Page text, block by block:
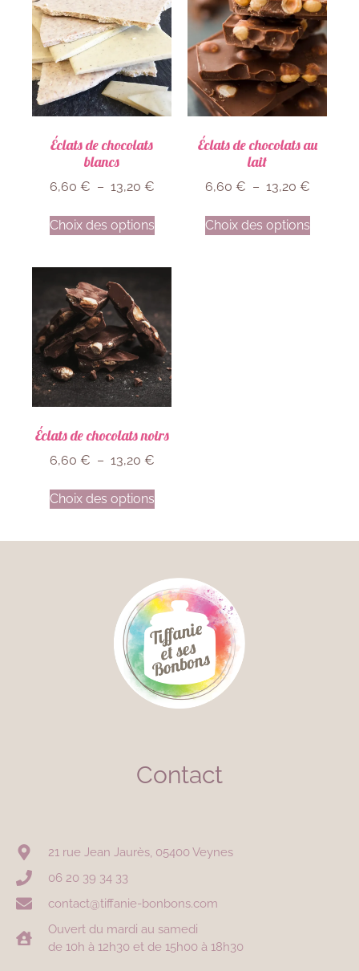
Éclats de chocolats
blancs
6,60 € – 13,20 €
Choix des options
Éclats de chocolats au
lait
6,60 € – 13,20 €
Choix des options
Éclats de chocolats noirs
6,60 € – 13,20 €
Choix des options
Contact
21 rue Jean Jaurès, 05400 Veynes
06 20 39 34 33
contact@tiffanie-bonbons.com
Ouvert du mardi au samedi
de 10h à 12h30 et de 15h00 à 18h30